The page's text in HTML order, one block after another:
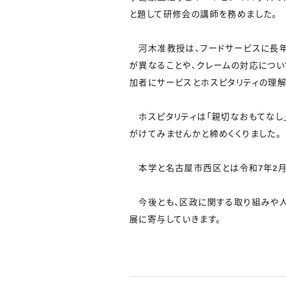
と題して研修会の講師を務めました。
河木准教授は、フードサービスに長
が異なることや、クレームの対応につ
加者にサービスとホスピタリティの理
ホスピタリティは「親切なおもてなし
がけてみませんかと締めくくりました。
本学と名古屋市西区とは令和7年2月
今後とも、区政に関する取り組みや
展に寄与していきます。